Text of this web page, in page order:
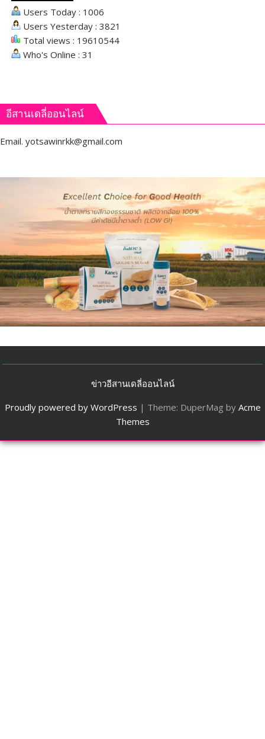
Users Today : 1006
Users Yesterday : 3821
Total views : 19610544
Who's Online : 31
อีสานเดลี่ออนไลน์
Email. yotsawinrkk@gmail.com
ข่าวอีสานเดลี่ออนไลน์
Proudly powered by WordPress | Theme: DuperMag by Acme
Themes